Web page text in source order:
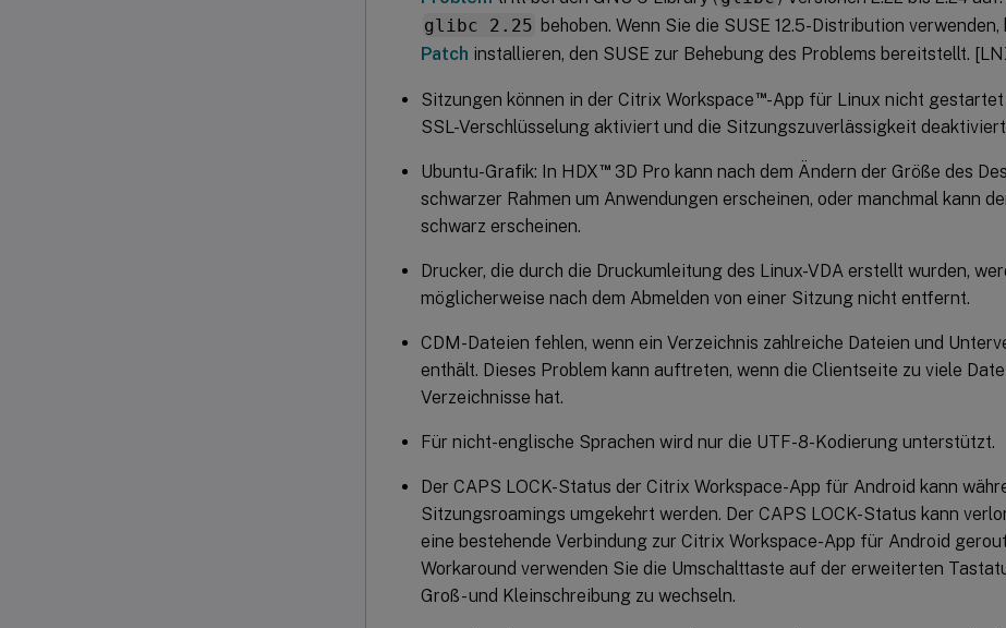
glibc 2.25 behoben. Wenn Sie die SUSE 12.5-Distribution verwenden,
Patch installieren, den SUSE zur Behebung des Problems bereitstellt.
Sitzungen können in der Citrix Workspace™-App für Linux nicht gestartet
SSL-Verschlüsselung aktiviert und die Sitzungszuverlässigkeit
Ubuntu-Grafik: In HDX™3D Pro kann nach dem Ändern der Größe des
schwarzer Rahmen um Anwendungen erscheinen, oder manchmal kann
schwarz erscheinen.
Drucker, die durch die Druckumleitung des Linux-VDA erstellt wurden,
möglicherweise nach dem Abmelden von einer Sitzung nicht entfernt.
CDM-Dateien fehlen, wenn ein Verzeichnis zahlreiche Dateien und
enthält. Dieses Problem kann auftreten, wenn die Clientseite zu viele
Verzeichnisse hat.
Für nicht-englische Sprachen wird nur die UTF-8-Kodierung unterstützt.
Der CAPS LOCK-Status der Citrix Workspace-App für Android kann
Sitzungsroamings umgekehrt werden. Der CAPS LOCK-Status kann
eine bestehende Verbindung zur Citrix Workspace-App für Android
Workaround verwenden Sie die Umschalttaste auf der erweiterten
Groß- und Kleinschreibung zu wechseln.